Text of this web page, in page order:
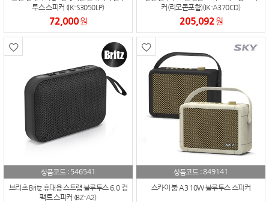
투스 스피커 (IK-S3050LP)
72,000원
커(리모콘포함)(IK-A370CD)
205,092원
상품코드 : 546541
브리츠 Britz 휴대용 스트랩 블루투스 6.0 컴
팩트 스피커 (BZ-A2)
상품코드 :849141
스카이 붐 A3 10W 블루투스 스피커